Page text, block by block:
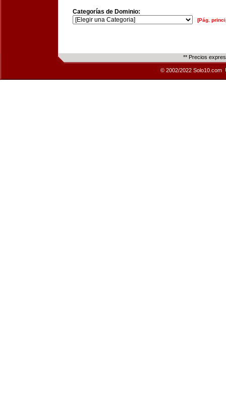
Categorías de Dominio:
[Pág.
** Precios
© 2002/2022 Solo10.com